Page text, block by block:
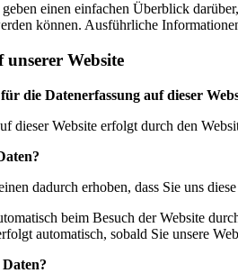
einen einfachen Überblick
können. Ausführliche
unserer Website
die Datenerfassung auf dieser
dieser Website erfolgt durch den
dadurch erhoben, dass Sie uns
beim Besuch der Website
automatisch, sobald Sie unsere